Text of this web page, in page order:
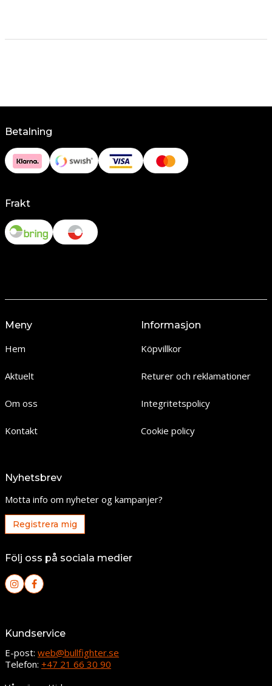
Betalning
Frakt
Meny
Hem
Aktuelt
Om oss
Kontakt
Informasjon
Köpvillkor
Returer och reklamationer
Integritetspolicy
Cookie policy
Nyhetsbrev
Motta info om nyheter og kampanjer?
Registrera mig
Följ oss på sociala medier
Kundservice
E-post: web@bullfighter.se
Telefon: +47 21 66 30 90